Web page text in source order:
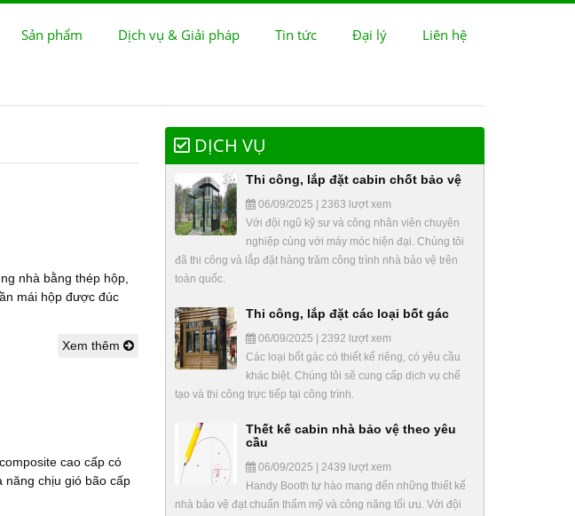
Sản phẩm Dịch vụ & Giải pháp Tin tức Đại lý Liên hệ
nhà bằng thép hộp,
mái hộp được đúc
Xem thêm
cao cấp có
năng chịu gió bão cấp
DỊCH VỤ
Thi công, lắp đặt cabin chốt bảo vệ
06/09/2025 | 2363 lượt xem
Với đội ngũ kỹ sư và công nhân viên chuyên
nghiệp cùng với máy móc hiện đại. Chúng tôi
đã thi công và lắp đặt hàng trăm công trình nhà bảo vệ trên
toàn quốc.
Thi công, lắp đặt các loại bốt gác
06/09/2025 | 2392 lượt xem
Các loại bốt gác có thiết kế riêng, có yêu cầu
khác biệt. Chúng tôi sẽ cung cấp dịch vụ chế
tạo và thi công trực tiếp tại công trình.
Thết kế cabin nhà bảo vệ theo yêu
cầu
06/09/2025 | 2439 lượt xem
Handy Booth tự hào mang đến những thiết kế
nhà bảo vệ đạt chuẩn thẩm mỹ và công năng tối ưu. Với đội